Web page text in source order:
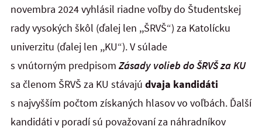
novembra 2024 vyhlásil riadne voľby do Študentskej
rady vysokých škôl (ďalej len ,,ŠRVŠ“) za Katolícku
univerzitu (ďalej len ,,KU“). V súlade
s vnútorným predpisom Zásady volieb do ŠRVŠ za KU
sa členom ŠRVŠ za KU stávajú dvaja kandidáti
s najvyšším počtom získaných hlasov vo voľbách. Ďalší
kandidáti v poradí sú považovaní za náhradníkov